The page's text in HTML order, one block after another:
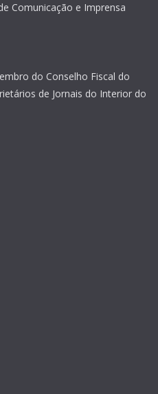
Comunicação e Imprensa
do Conselho Fiscal do
de Jornais do Interior do